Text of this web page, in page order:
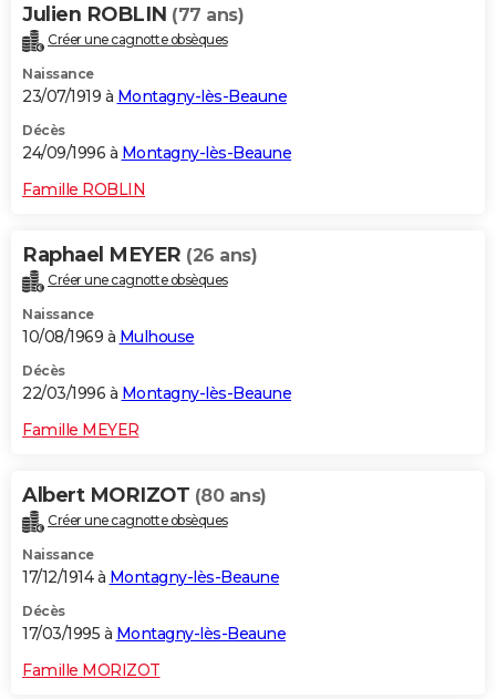
Julien ROBLIN (77 ans)
Créer une cagnotte obsèques
Naissance
23/07/1919 à Montagny-lès-Beaune
Décès
24/09/1996 à Montagny-lès-Beaune
Famille ROBLIN
Raphael MEYER (26 ans)
Créer une cagnotte obsèques
Naissance
10/08/1969 à Mulhouse
Décès
22/03/1996 à Montagny-lès-Beaune
Famille MEYER
Albert MORIZOT (80 ans)
Créer une cagnotte obsèques
Naissance
17/12/1914 à Montagny-lès-Beaune
Décès
17/03/1995 à Montagny-lès-Beaune
Famille MORIZOT